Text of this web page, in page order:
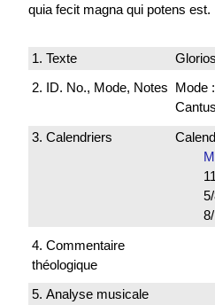
quia fecit magna qui potens est.
1. Texte
2. ID. No., Mode, Notes
Mode
3. Calendriers
4. Commentaire
théologique
5. Analyse musicale